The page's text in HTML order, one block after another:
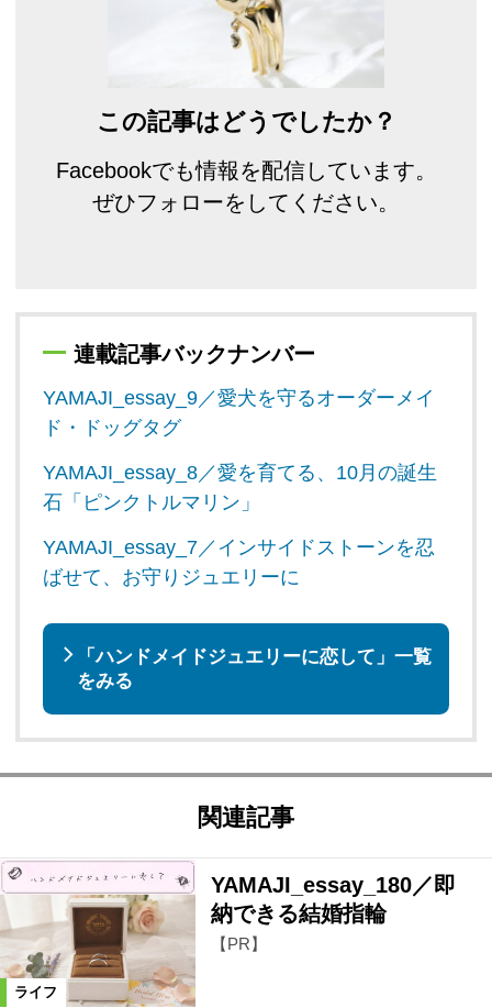
この記事はどうでしたか？
Facebookでも情報を配信しています。
ぜひフォローをしてください。
連載記事バックナンバー
YAMAJI_essay_9／愛犬を守るオーダーメイ
ド・ドッグタグ
YAMAJI_essay_8／愛を育てる、10月の誕生
石「ピンクトルマリン」
YAMAJI_essay_7／インサイドストーンを忍
ばせて、お守りジュエリーに
「ハンドメイドジュエリーに恋して」一覧
をみる
関連記事
ライフ
YAMAJI_essay_180／即
納できる結婚指輪
【PR】